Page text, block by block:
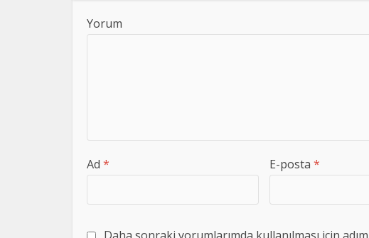
Yorum
Ad * E-posta *